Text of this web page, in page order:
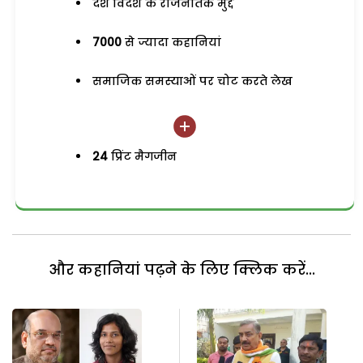
देश विदेश के राजनैतिक मुद्दे
7000 से ज्यादा कहानियां
समाजिक समस्याओं पर चोट करते लेख
24 प्रिंट मैगजीन
और कहानियां पढ़ने के लिए क्लिक करें...